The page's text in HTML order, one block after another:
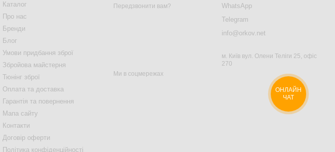
Каталог
Про нас
Бренди
Блог
Умови придбання зброї
Збройова майстерня
Тюнінг зброї
Оплата та доставка
Гарантія та повернення
Мапа сайту
Контакти
Договір оферти
Політика конфіденційності
Передзвонити вам?
WhatsApp
Telegram
info@orkov.net
м. Київ вул. Олени Теліги 25, офіс
270
Ми в соцмережах
ОНЛАЙН
ЧАТ